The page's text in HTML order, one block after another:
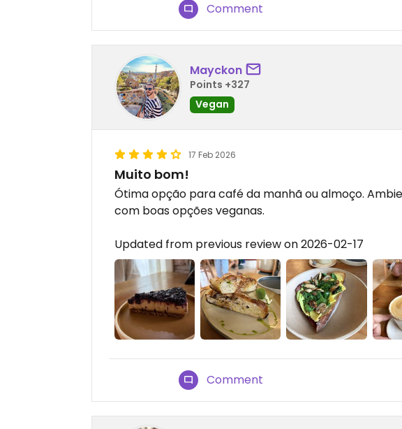
Comment
Mayckon
Points +327
Vegan
17 Feb 2026
Muito bom!
Ótima opção para café da manhã ou almoço.
com boas opções veganas.
Updated from previous review on 2026-02-17
Comment